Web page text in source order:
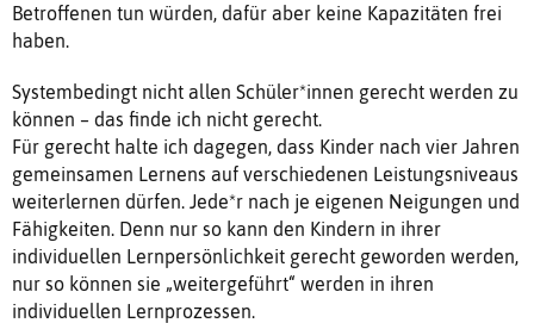
Betroffenen tun würden, dafür aber keine Kapazitäten frei
haben.
Systembedingt nicht allen Schüler*innen gerecht werden zu
können – das ﬁnde ich nicht gerecht.
Für gerecht halte ich dagegen, dass Kinder nach vier Jahren
gemeinsamen Lernens auf verschiedenen Leistungsniveaus
weiterlernen dürfen. Jede*r nach je eigenen Neigungen und
Fähigkeiten. Denn nur so kann den Kindern in ihrer
individuellen Lernpersönlichkeit gerecht geworden werden,
nur so können sie „weitergeführt“ werden in ihren
individuellen Lernprozessen.